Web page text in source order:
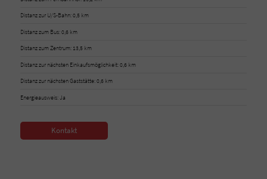
Distanz zur U/S-Bahn: 0,5 km
Distanz zum Bus: 0,6 km
Distanz zum Zentrum: 13,5 km
Distanz zur nächsten Einkaufsmöglichkeit: 0,6 km
Distanz zur nächsten Gaststätte: 0,6 km
Energieausweis: Ja
Kontakt